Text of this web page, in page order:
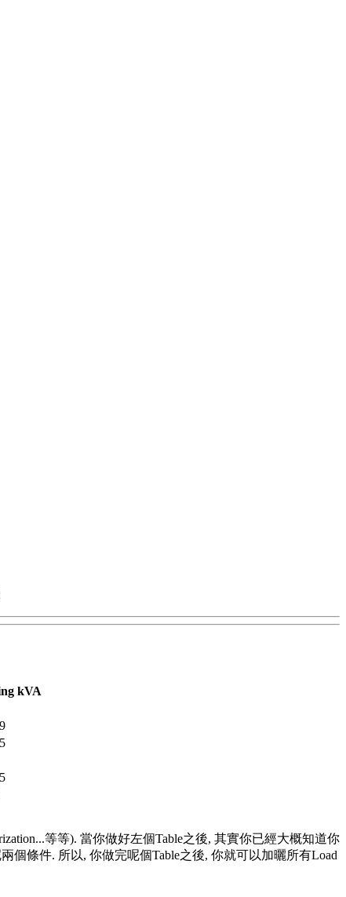
kVA
等等). 當你做好左個Table之後, 其實你已經大概知道你
兩個條件. 所以, 你做完呢個Table之後, 你就可以加曬所有Load